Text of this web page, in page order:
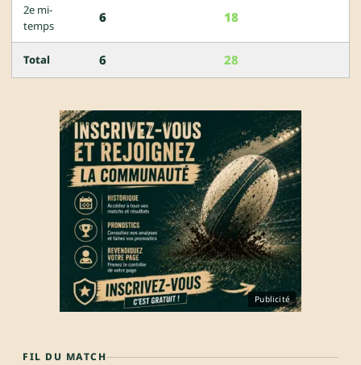
2e mi-
temps
6 18
Total 6 28
Publicité
FIL DU MATCH